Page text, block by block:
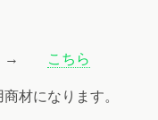
→ こちら
材になります。